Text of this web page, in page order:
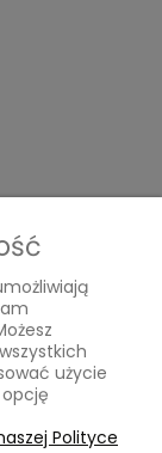
użycie
Polityce